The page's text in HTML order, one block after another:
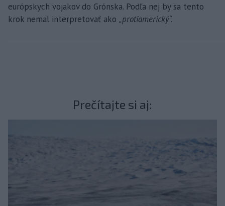
európskych vojakov do Grónska. Podľa nej by sa tento
krok nemal interpretovať ako „protiamerický“.
Prečítajte si aj: